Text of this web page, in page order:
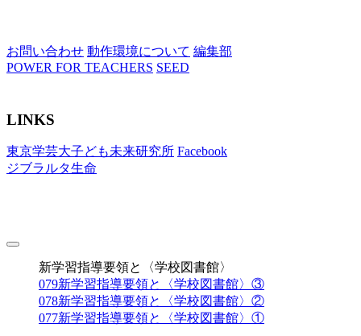
お問い合わせ 動作環境について 編集部
POWER FOR TEACHERS SEED
LINKS
東京学芸大子ども未来研究所 Facebook
ジブラルタ生命
toggle
navigation新学習指導要領と〈学校図書館〉
079新学習指導要領と〈学校図書館〉③
078新学習指導要領と〈学校図書館〉②
077新学習指導要領と〈学校図書館〉①